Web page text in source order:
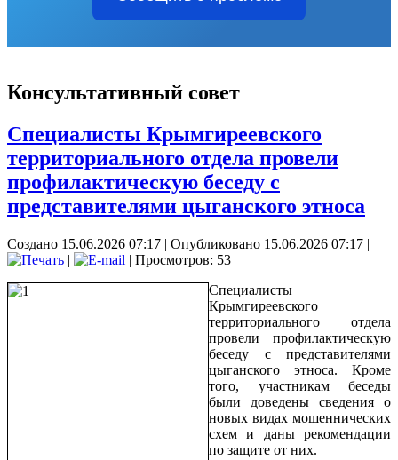
Консультативный совет
Специалисты Крымгиреевского
территориального отдела провели
профилактическую беседу с
представителями цыганского этноса
Создано 15.06.2026 07:17 | Опубликовано 15.06.2026 07:17 |
|
| Просмотров: 53
Специалисты
Крымгиреевского
территориального отдела
провели профилактическую
беседу с представителями
цыганского этноса. Кроме
того, участникам беседы
были доведены сведения о
новых видах мошеннических
схем и даны рекомендации
по защите от них.